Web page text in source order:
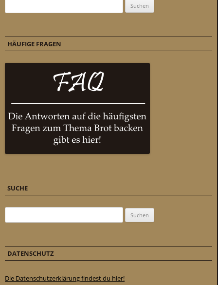
HÄUFIGE FRAGEN
SUCHE
DATENSCHUTZ
Die Datenschutzerklärung findest du hier!